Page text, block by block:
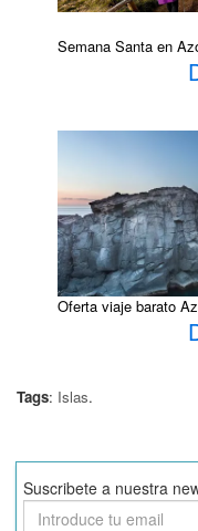
Semana Santa en
Oferta viaje barato
Tags: Islas.
Suscribete a nuestra
Suscribete